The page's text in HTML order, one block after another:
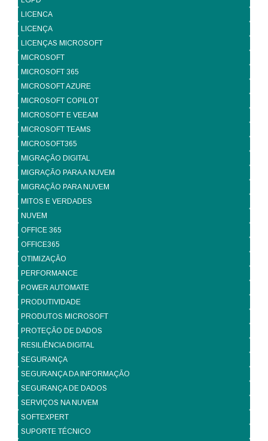
LICENCA
LICENÇA
LICENÇAS MICROSOFT
MICROSOFT
MICROSOFT 365
MICROSOFT AZURE
MICROSOFT COPILOT
MICROSOFT E VEEAM
MICROSOFT TEAMS
MICROSOFT365
MIGRAÇÃO DIGITAL
MIGRAÇÃO PARA A NUVEM
MIGRAÇÃO PARA NUVEM
MITOS E VERDADES
NUVEM
OFFICE 365
OFFICE365
OTIMIZAÇÃO
PERFORMANCE
POWER AUTOMATE
PRODUTIVIDADE
PRODUTOS MICROSOFT
PROTEÇÃO DE DADOS
RESILIÊNCIA DIGITAL
SEGURANÇA
SEGURANÇA DA INFORMAÇÃO
SEGURANÇA DE DADOS
SERVIÇOS NA NUVEM
SOFTEXPERT
SUPORTE TÉCNICO